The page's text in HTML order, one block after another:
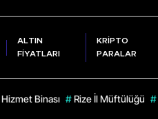
ALTIN
FİYATLARI
KRİPTO
PARALAR
Binası # Rize İl Müftülüğü #